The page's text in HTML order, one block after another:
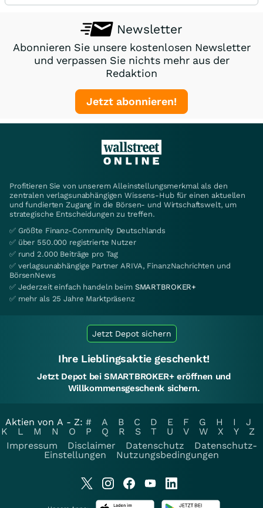
Newsletter
Abonnieren Sie unsere kostenlosen Newsletter
und verpassen Sie nichts mehr aus der
Redaktion
Jetzt abonnieren!
Profitieren Sie von unserem Alleinstellungsmerkmal als den
zentralen verlagsunabhängigen Wissens-Hub für einen aktuellen
und fundierten Zugang in die Börsen- und Wirtschaftswelt, um
strategische Entscheidungen zu treffen.
✅ Größte Finanz-Community Deutschlands
✅ über 550.000 registrierte Nutzer
✅ rund 2.000 Beiträge pro Tag
✅ verlagsunabhängige Partner ARIVA, FinanzNachrichten und
BörsenNews
✅ Jederzeit einfach handeln beim SMARTBROKER+
✅ mehr als 25 Jahre Marktpräsenz
Jetzt Depot sichern
Ihre Lieblingsaktie geschenkt!
Jetzt Depot bei SMARTBROKER+ eröffnen und
Willkommensgeschenk sichern.
Aktien von A - Z: # A B C D E F G H I
J
K
L M N O P Q R S T U V W X Y
Z
Impressum
Disclaimer Datenschutz
Datenschutz-
Einstellungen
Nutzungsbedingungen